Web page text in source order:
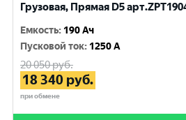
Грузовая, Прямая D5
Емкость: 190 Ач
Пусковой ток: 1250 A
20 050руб.
18 340 руб.
при обмене